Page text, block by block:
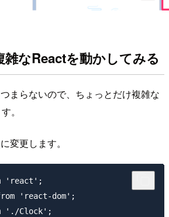
なReactを動かしてみる
まらないので、ちょっとだけ複雑な
。
変更します。
'react';
'react-dom';
'./Clock';